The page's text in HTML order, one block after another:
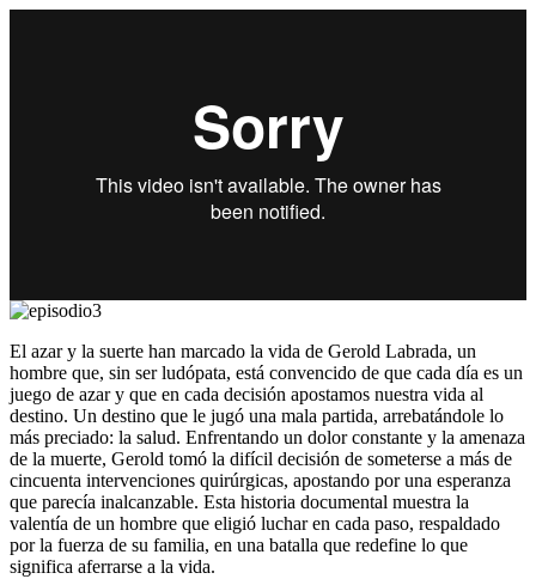
El azar y la suerte han marcado la vida de Gerold Labrada, un
hombre que, sin ser ludópata, está convencido de que cada día es un
juego de azar y que en cada decisión apostamos nuestra vida al
destino. Un destino que le jugó una mala partida, arrebatándole lo
más preciado: la salud. Enfrentando un dolor constante y la amenaza
de la muerte, Gerold tomó la difícil decisión de someterse a más de
cincuenta intervenciones quirúrgicas, apostando por una esperanza
que parecía inalcanzable. Esta historia documental muestra la
valentía de un hombre que eligió luchar en cada paso, respaldado
por la fuerza de su familia, en una batalla que redefine lo que
significa aferrarse a la vida.